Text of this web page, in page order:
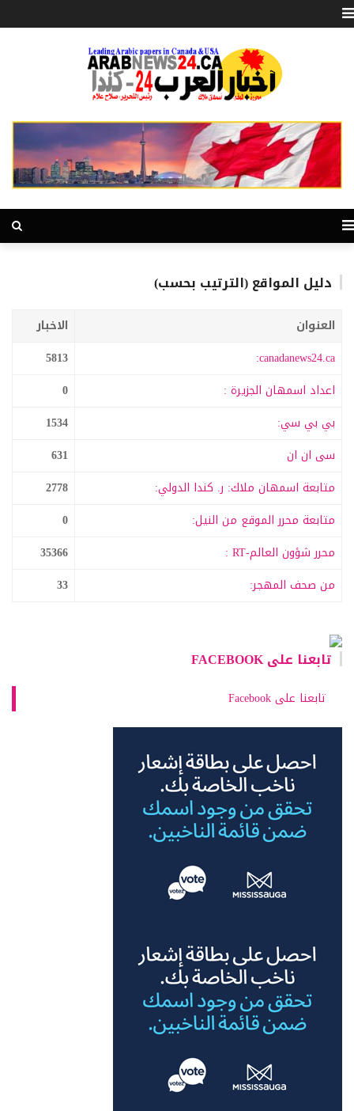
دليل المواقع (الترتيب بحسب)
العنوان
الاخبار
canadanews24.ca:
5813
اعداد اسمهان الجزيرة :
0
بي بي سي:
1534
سى ان ان
631
متابعة اسمهان ملاك: ر. كندا الدولي:
2778
متابعة محرر الموقع من النيل:
0
محرر شؤون العالم-RT :
35366
من صحف المهجر:
33
تابعنا على FACEBOOK
تابعنا على Facebook